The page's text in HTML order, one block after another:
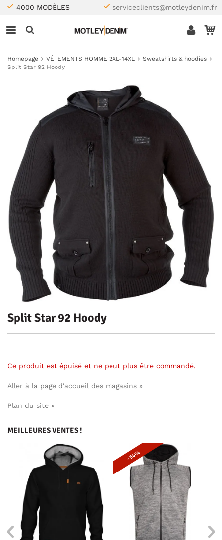
4000 MODÈLES serviceclients@motleydenim.fr
Homepage VÊTEMENTS HOMME 2XL-14XL
Sweatshirts & hoodies
Split Star 92 Hoody
Split Star 92 Hoody
Ce produit est épuisé et ne peut plus être commandé.
Aller à la page d'accueil des magasins »
Plan du site »
MEILLEURES VENTES !
- 54%